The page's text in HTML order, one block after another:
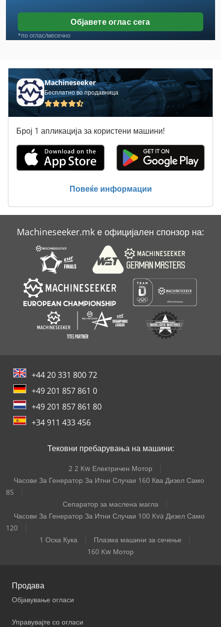
Dmf
Dmu
Maho
Mc
Nolting
Sls
Strohm
Вретено Машини
Машина За Тестенини
Слајд Брусење
Објавете оглас сега
*по оглас/месечно
Machineseeker
Бесплатно во продавница
Број 1 апликација за користени машини!
Повеќе информации
Machineseeker.mk е официјален спонзор на:
+44 20 331 800 72
+49 201 857 861 0
+49 201 857 861 80
+34 911 433 456
Тековни пребарувања на машини:
2 2 Kw Електричен Мотор
Часови За Генератор За Итни Случаи 160 Ква Дизел Само
85
Сепаратор за маслена магла
Часови За Генератор За Итни Случаи 100 Kva Дизел Само
120
1 Оска Кука
Плазма машини за сечење
160 Kw Мотор
Продава
Објавување огласи
Управувајте со огласи